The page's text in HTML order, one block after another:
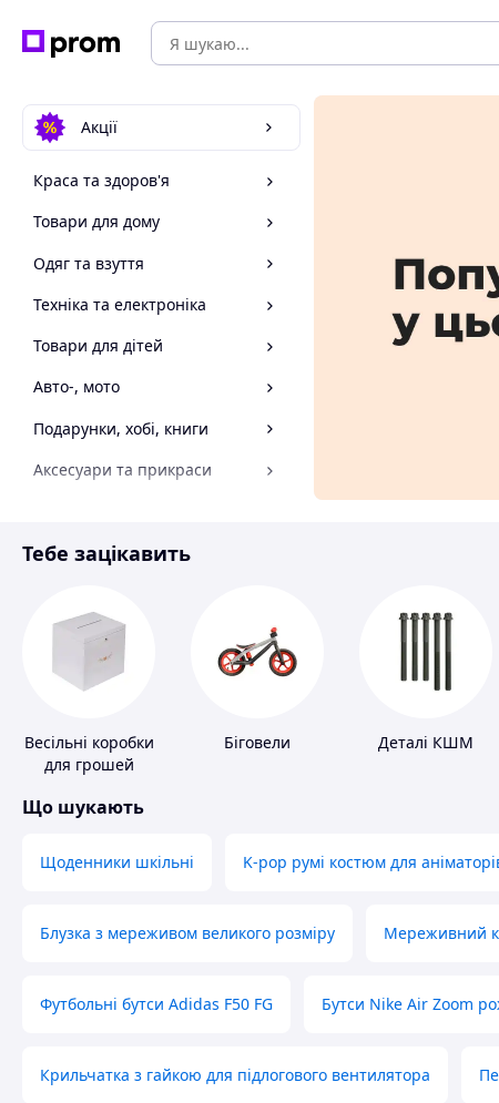
Акції
Краса та здоров'я
Товари для дому
Одяг та взуття
Техніка та електроніка
Товари для дітей
Авто-, мото
Подарунки, хобі, книги
Аксесуари та прикраси
Спорт і відпочинок
Тебе зацікавить
Весільні коробки
для грошей
Біговели Деталі КШМ
Що шукають
Щоденники шкільні K-pop румі костюм для
Блузка з мереживом великого розміру Мереживний
Футбольні бутси Adidas F50 FG Бутси Nike Air Zoom
Крильчатка з гайкою для підлогового вентилятора